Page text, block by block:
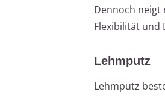
Dennoch neigt
Flexibilität und
Lehmputz
Lehmputz